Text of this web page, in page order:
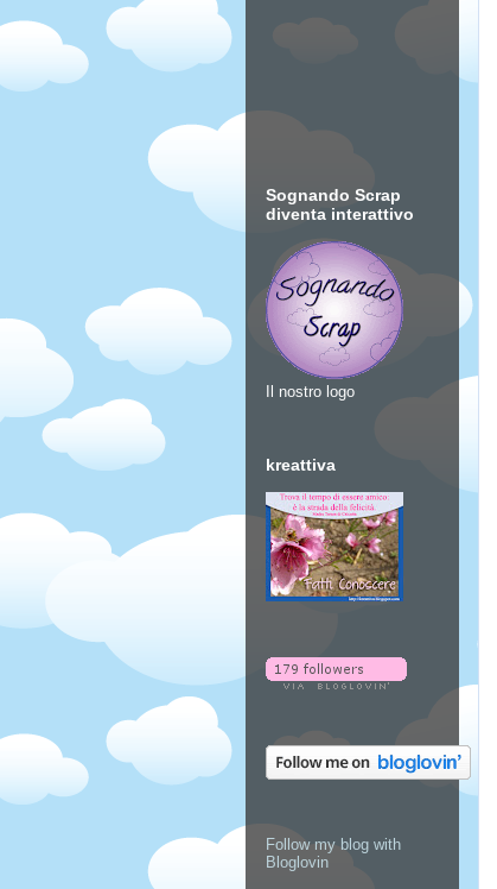
Sognando Scrap
diventa interattivo
Il nostro logo
kreattiva
Follow my blog with
Bloglovin